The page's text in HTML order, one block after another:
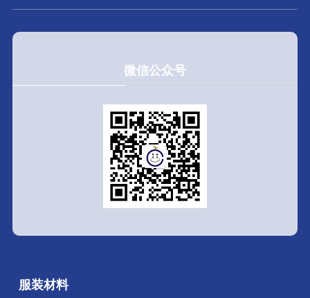
微信公众号
服装材料